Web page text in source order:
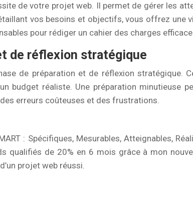
de votre projet web. Il permet de gérer les
vos besoins et objectifs, vous offrez une
pour rédiger un cahier des charges
de réflexion stratégique
de préparation et de réflexion stratégique.
budget réaliste. Une préparation minutieuse
erreurs coûteuses et des frustrations.
: Spécifiques, Mesurables, Atteignables,
qualifiés de 20% en 6 mois grâce à mon
projet web réussi.